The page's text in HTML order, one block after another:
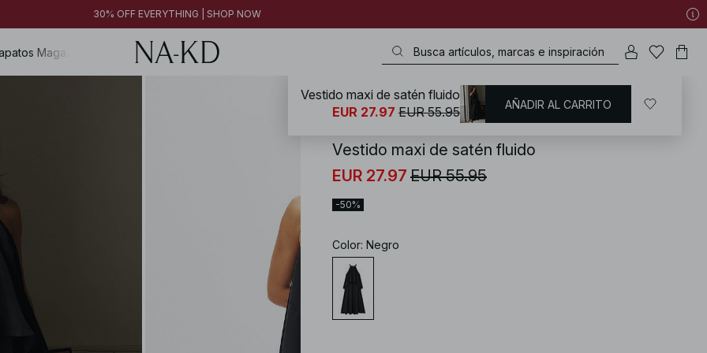
30% OFF EVERYTHING | SHOP NOW
Magazine
NA-KD / Vestidos / Vestido con cuello halter
Vestido maxi de satén fluido
EUR 27.97 EUR 55.95
-50%
Color: Negro
Vestido maxi de satén fluido
EUR 27.97 EUR 55.95 AÑADIR AL CARRITO